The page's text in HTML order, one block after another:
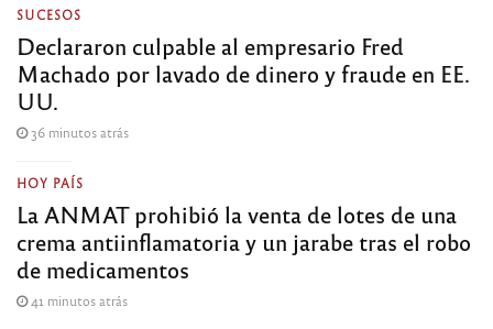
SUCESOS
Declararon culpable al empresario Fred
Machado por lavado de dinero y fraude en EE.
UU.
36 minutos atrás
HOY PAÍS
La ANMAT prohibió la venta de lotes de una
crema antiinflamatoria y un jarabe tras el robo
de medicamentos
41 minutos atrás